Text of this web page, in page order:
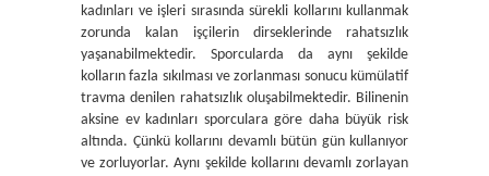
kadınları ve işleri sırasında sürekli kollarını kullanmak
zorunda kalan işçilerin dirseklerinde rahatsızlık
yaşanabilmektedir. Sporcularda da aynı şekilde
kolların fazla sıkılması ve zorlanması sonucu kümülatif
travma denilen rahatsızlık oluşabilmektedir. Bilinenin
aksine ev kadınları sporculara göre daha büyük risk
altında. Çünkü kollarını devamlı bütün gün kullanıyor
ve zorluyorlar. Aynı şekilde kollarını devamlı zorlayan